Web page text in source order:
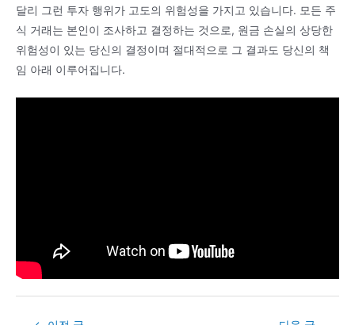
달리 그런 투자 행위가 고도의 위험성을 가지고 있습니다. 모든 주
식 거래는 본인이 조사하고 결정하는 것으로, 원금 손실의 상당한
위험성이 있는 당신의 결정이며 절대적으로 그 결과도 당신의 책
임 아래 이루어집니다.
Post